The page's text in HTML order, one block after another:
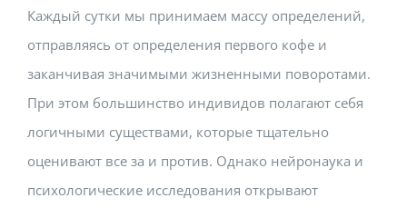
Computer Lab
Last Three Year Result
PTA Members
Land Certificate
Fire Safety
Water Health Certificate
Каждый сутки мы принимаем массу определений,
отправляясь от определения первого кофе и
заканчивая значимыми жизненными поворотами.
При этом большинство индивидов полагают себя
логичными существами, которые тщательно
оценивают все за и против. Однако нейронаука и
психологические исследования открывают